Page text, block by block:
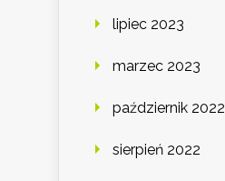
lipiec 2023
marzec 2023
październik 2022
sierpień 2022